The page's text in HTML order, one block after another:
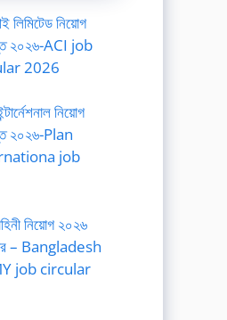
লিমিটেড নিয়োগ
২০২৬-ACI job
2026
নিয়োগ
২০২৬-Plan
job
নিয়োগ ২০২৬
– Bangladesh
job circular